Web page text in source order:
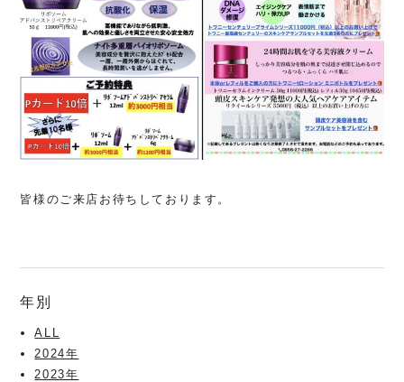
皆様のご来店お待ちしております。
年別
ALL
2024年
2023年